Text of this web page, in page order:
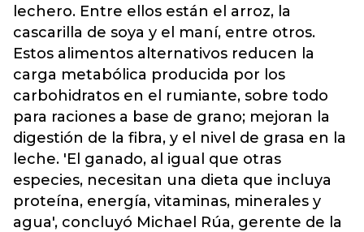
lechero. Entre ellos están el arroz, la
cascarilla de soya y el maní, entre otros.
Estos alimentos alternativos reducen la
carga metabólica producida por los
carbohidratos en el rumiante, sobre todo
para raciones a base de grano; mejoran la
digestión de la fibra, y el nivel de grasa en la
leche. 'El ganado, al igual que otras
especies, necesitan una dieta que incluya
proteína, energía, vitaminas, minerales y
agua', concluyó Michael Rúa, gerente de la